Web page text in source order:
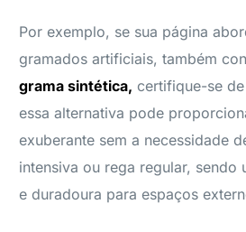
Por exemplo, se sua página
gramados artificiais, também
grama sintética, certifique-se
essa alternativa pode
exuberante sem a necessidade
intensiva ou rega regular, sendo
e duradoura para espaços